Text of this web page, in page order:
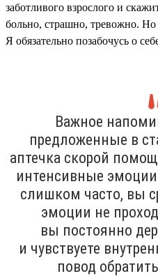
заботливого взрослого и
больно, страшно, тревожно.
Я обязательно позабочусь о
Важное
предложенные в
аптечка скорой
интенсивные
слишком часто, вы
эмоции не
вы постоянно
и чувствуете
повод